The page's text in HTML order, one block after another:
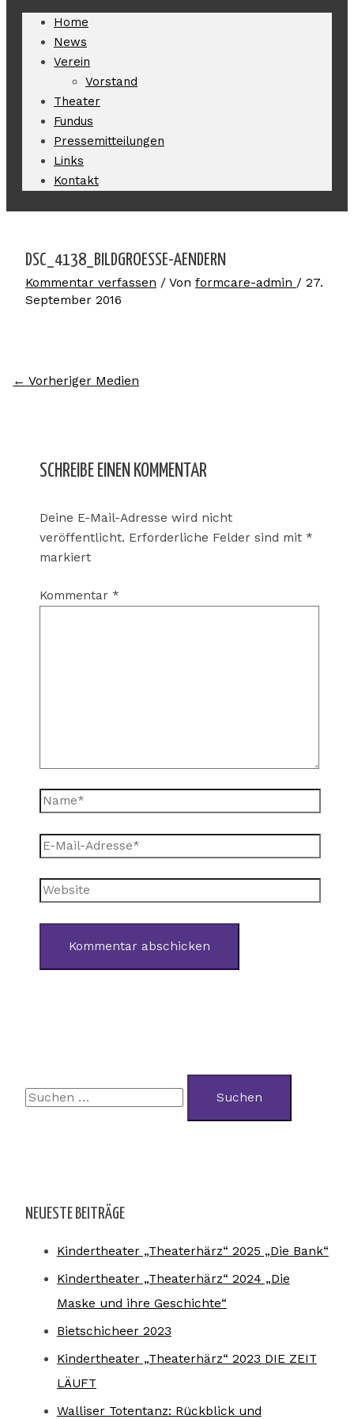
Home
News
Verein
Vorstand
Theater
Fundus
Pressemitteilungen
Links
Kontakt
DSC_4138_BILDGROESSE-AENDERN
Kommentar verfassen / Von formcare-admin / 27.
September 2016
← Vorheriger Medien
SCHREIBE EINEN KOMMENTAR
Deine E-Mail-Adresse wird nicht
veröffentlicht. Erforderliche Felder sind mit *
markiert
Kommentar *
NEUESTE BEITRÄGE
Kindertheater „Theaterhärz“ 2025 „Die Bank“
Kindertheater „Theaterhärz“ 2024 „Die
Maske und ihre Geschichte“
Bietschicheer 2023
Kindertheater „Theaterhärz“ 2023 DIE ZEIT
LÄUFT
Walliser Totentanz: Rückblick und